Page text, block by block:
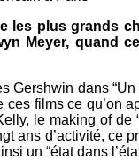
les plus grands
Meyer, quand
Gershwin dans
ces films ce
le making of de
ans d’activité, ce
un “état dans